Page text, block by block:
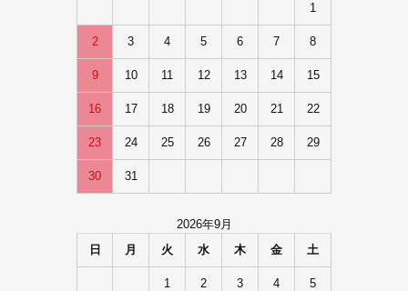
1
2 3 4 5 6 7 8
9 10 11 12 13 14 15
16 17 18 19 20 21 22
23 24 25 26 27 28 29
30 31
2026年9月
日
月 火 水 木 金 土
1 2 3 4 5